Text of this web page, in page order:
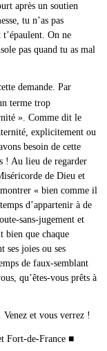
après un soutien
tu n’as pas
On ne
pas quand tu as mal
demande. Par
terme trop
». Comme dit le
explicitement ou
besoin de cette
! Au lieu de regarder
de Dieu et
« bien comme il
d’appartenir à de
sans-jugement et
bien que chaque
ses joies ou ses
de faux-semblant
qu’êtes-vous prêts à
et vous verrez !
Fort-de-France ■